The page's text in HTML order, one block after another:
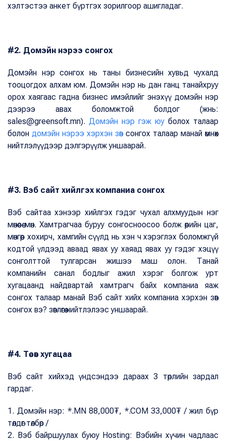
хэлтэстээ анкет бүртгэх зорилгоор ашигладаг.
#2. Домэйн нэрээ сонгох
Домэйн нэр сонгох нь таны бизнесийн хувьд чухалд
тооцогдох алхам юм. Домэйн нэр нь дан ганц танайхруу
орох хаягаас гадна бизнес имэйлийг энэхүү домэйн нэр
дээрээ авах боломжтой болдог (жнь:
sales@greensoft.mn). Домэйн нэр гэж юу болох талаар
болон домэйн нэрээ хэрхэн зөв сонгох талаар манай өмнөх
нийтлэлүүдээр дэлгэрүүлж уншаарай.
#3. Вэб сайт хийлгэх компаниа сонгох
Вэб сайтаа хэнээр хийлгэх гэдэг чухал алхмуудын нэг
мөнөөсөө мөн. Хамтрагчаа буруу сонгосноосоо болж өөрийн цаг,
мөнгөөр хохирч, хамгийн сүүлд нь хэн ч хэрэглэх боломжгүй
кодтой үлдээд аваад явах уу хаяад явах уу гэдэг хэцүү
сонголттой тулгарсан жишээ маш олон. Танай
компанийн санал бодлыг ажил хэрэг болгож урт
хугацаанд найдвартай хамтрагч байх компаниа яаж
сонгох талаар манай Вэб сайт хийх компаниа хэрхэн зөв
сонгох вэ? зөвлөгөө нийтлэлээс уншаарай.
#4. Төсөв хугацаа
Вэб сайт хийхэд үндсэндээ дараах 3 төрлийн зардал
гардаг.
1. Домэйн нэр: *.MN 88,000₮, *.COM 33,000₮ / жил бүр
төлдөг төлбөр /
2. Вэб байршуулах буюу Hosting: Вэбийн хүчин чадлаас